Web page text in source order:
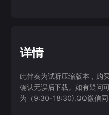
详情
此伴奏为试听压缩版本，购
确认无误后下载。如有疑问
为（9:30-18:30),QQ微信